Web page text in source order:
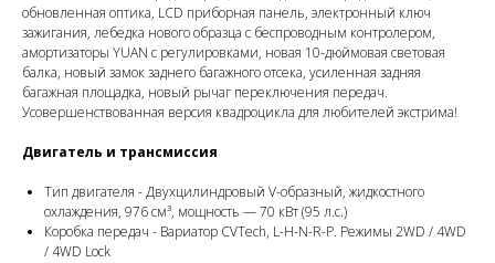
обновленная оптика, LCD приборная панель, электронный ключ
зажигания, лебедка нового образца с беспроводным контролером,
амортизаторы YUAN с регулировками, новая 10-дюймовая световая
балка, новый замок заднего багажного отсека, усиленная задняя
багажная площадка, новый рычаг переключения передач.
Усовершенствованная версия квадроцикла для любителей экстрима!
Двигатель и трансмиссия
Тип двигателя - Двухцилиндровый V-образный, жидкостного
охлаждения, 976 см³, мощность — 70 кВт (95 л.с.)
Коробка передач - Вариатор CVTech, L-H-N-R-P. Режимы 2WD / 4WD
/ 4WD Lock